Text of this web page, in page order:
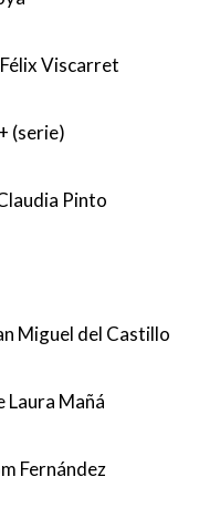
Viscarret
(serie)
Pinto
Miguel del Castillo
Laura Mañá
Fernández